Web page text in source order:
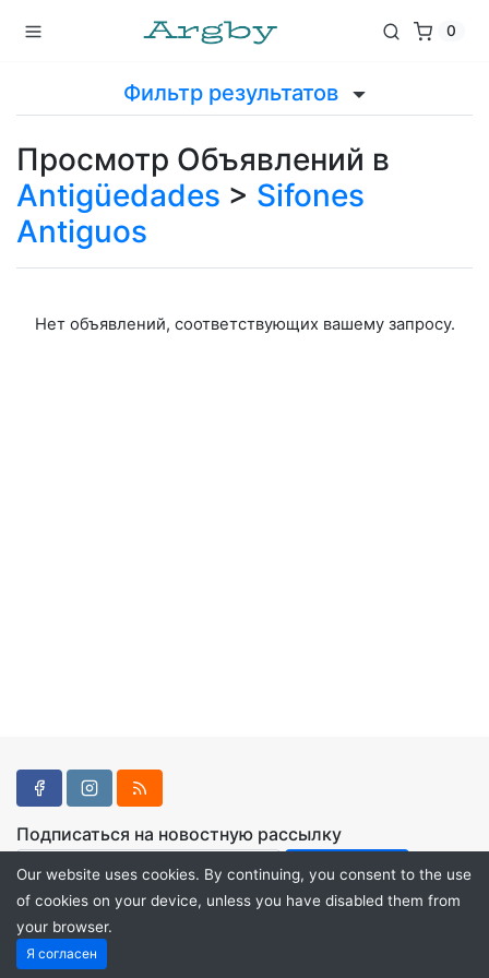
0
Фильтр результатов
Просмотр Объявлений в
Antigüedades > Sifones
Antiguos
Нет объявлений, соответствующих вашему запросу.
Подписаться на новостную рассылку
Powered by
Our website uses cookies. By continuing, you consent to the use
of cookies on your device, unless you have disabled them from
your browser.
Я согласен